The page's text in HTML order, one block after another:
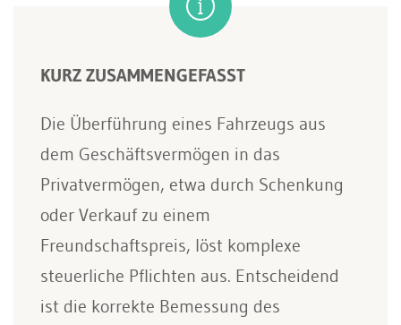
KURZ ZUSAMMENGEFASST
Die Überführung eines Fahrzeugs aus
dem Geschäftsvermögen in das
Privatvermögen, etwa durch Schenkung
oder Verkauf zu einem
Freundschaftspreis, löst komplexe
steuerliche Pflichten aus. Entscheidend
ist die korrekte Bemessung des